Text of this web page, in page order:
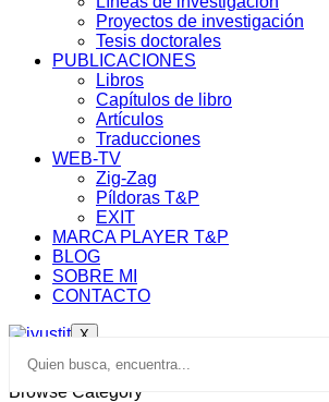
Proyectos de investigación
Tesis doctorales
PUBLICACIONES
Libros
Capítulos de libro
Artículos
Traducciones
WEB-TV
Zig-Zag
Píldoras T&P
EXIT
MARCA PLAYER T&P
BLOG
SOBRE MI
CONTACTO
X
Browse Category